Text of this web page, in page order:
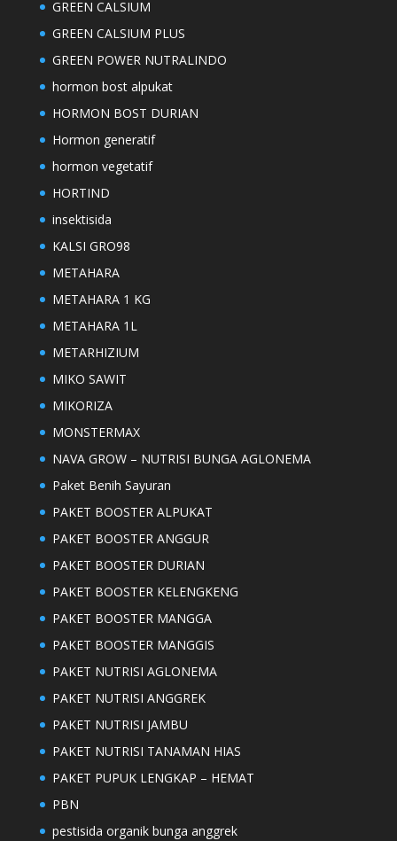
GREEN CALSIUM
GREEN CALSIUM PLUS
GREEN POWER NUTRALINDO
hormon bost alpukat
HORMON BOST DURIAN
Hormon generatif
hormon vegetatif
HORTIND
insektisida
KALSI GRO98
METAHARA
METAHARA 1 KG
METAHARA 1L
METARHIZIUM
MIKO SAWIT
MIKORIZA
MONSTERMAX
NAVA GROW – NUTRISI BUNGA AGLONEMA
Paket Benih Sayuran
PAKET BOOSTER ALPUKAT
PAKET BOOSTER ANGGUR
PAKET BOOSTER DURIAN
PAKET BOOSTER KELENGKENG
PAKET BOOSTER MANGGA
PAKET BOOSTER MANGGIS
PAKET NUTRISI AGLONEMA
PAKET NUTRISI ANGGREK
PAKET NUTRISI JAMBU
PAKET NUTRISI TANAMAN HIAS
PAKET PUPUK LENGKAP – HEMAT
PBN
pestisida organik bunga anggrek